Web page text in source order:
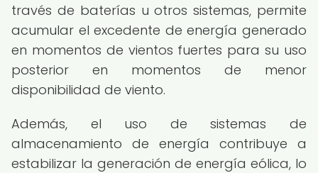
través de baterías u otros sistemas, permite
acumular el excedente de energía generado
en momentos de vientos fuertes para su uso
posterior en momentos de menor
disponibilidad de viento.
Además, el uso de sistemas de
almacenamiento de energía contribuye a
estabilizar la generación de energía eólica, lo